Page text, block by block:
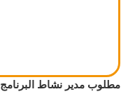
مطلوب مدير نشاط البرنامج